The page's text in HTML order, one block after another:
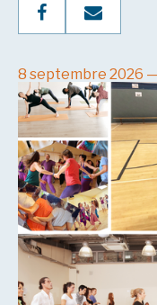
8 septembre 2026